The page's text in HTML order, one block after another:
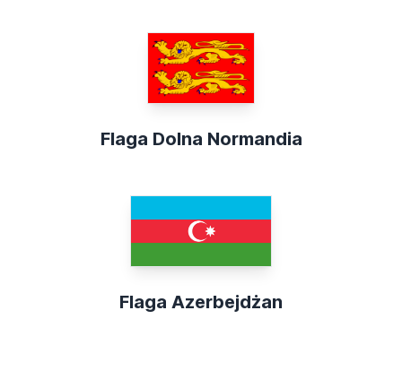
Flaga Dolna Normandia
Flaga Azerbejdżan